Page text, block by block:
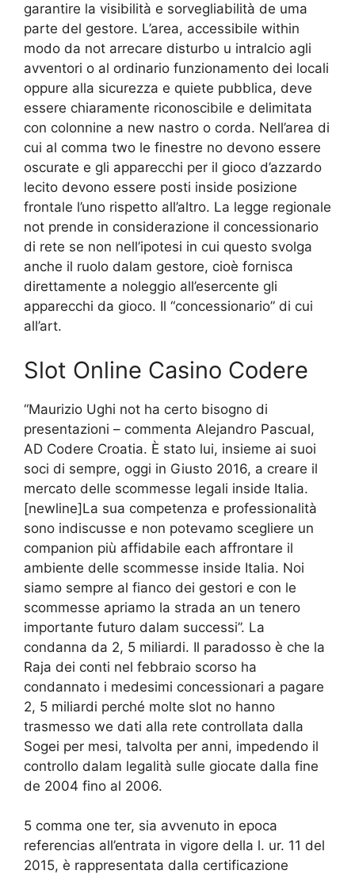
garantire la visibilità e sorvegliabilità de uma
parte del gestore. L’area, accessibile within
modo da not arrecare disturbo u intralcio agli
avventori o al ordinario funzionamento dei locali
oppure alla sicurezza e quiete pubblica, deve
essere chiaramente riconoscibile e delimitata
con colonnine a new nastro o corda. Nell’area di
cui al comma two le finestre no devono essere
oscurate e gli apparecchi per il gioco d’azzardo
lecito devono essere posti inside posizione
frontale l’uno rispetto all’altro. La legge regionale
not prende in considerazione il concessionario
di rete se non nell’ipotesi in cui questo svolga
anche il ruolo dalam gestore, cioè fornisca
direttamente a noleggio all’esercente gli
apparecchi da gioco. Il “concessionario” di cui
all’art.
Slot Online Casino Codere
“Maurizio Ughi not ha certo bisogno di
presentazioni – commenta Alejandro Pascual,
AD Codere Croatia. È stato lui, insieme ai suoi
soci di sempre, oggi in Giusto 2016, a creare il
mercato delle scommesse legali inside Italia.
[newline]La sua competenza e professionalità
sono indiscusse e non potevamo scegliere un
companion più affidabile each affrontare il
ambiente delle scommesse inside Italia. Noi
siamo sempre al fianco dei gestori e con le
scommesse apriamo la strada an un tenero
importante futuro dalam successi”. La
condanna da 2, 5 miliardi. Il paradosso è che la
Raja dei conti nel febbraio scorso ha
condannato i medesimi concessionari a pagare
2, 5 miliardi perché molte slot no hanno
trasmesso we dati alla rete controllata dalla
Sogei per mesi, talvolta per anni, impedendo il
controllo dalam legalità sulle giocate dalla fine
de 2004 fino al 2006.
5 comma one ter, sia avvenuto in epoca
referencias all’entrata in vigore della l. ur. 11 del
2015, è rappresentata dalla certificazione